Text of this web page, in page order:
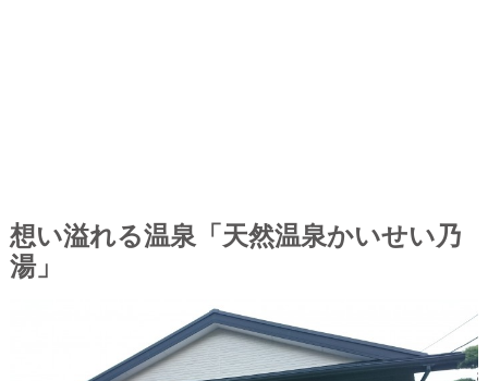
想い溢れる温泉「天然温泉かいせい乃
湯」